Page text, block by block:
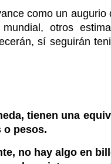
como un
otros
sí seguirán
tienen una
o pesos.
no hay algo en